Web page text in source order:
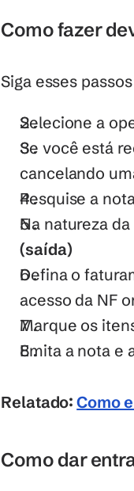
Como fazer
Siga esses
Selecione a
Se você está
cancelando
Pesquise a
Na natureza
(saída)
Defina o
acesso da NF
Marque os
Emita a nota e
Relatado: Como
Como dar